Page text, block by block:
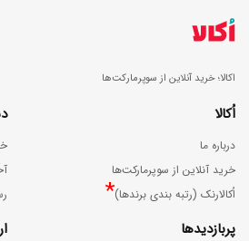
اکالا؛ خرید آنلاین از سوپرمارکت‌ها
اُکالا
درباره ما
خرید آنلاین از سوپرمارکت‌ها
اُکالارنک (رتبه بندی برندها)*
پربازدیدها